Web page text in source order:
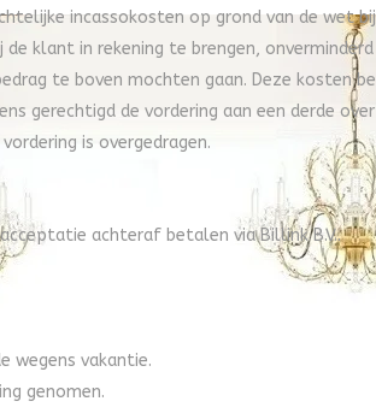
incassokosten op grond van de wet
klant in rekening te brengen,
te boven mochten gaan. Deze kosten
gerechtigd de vordering aan een derde
is overgedragen.
achteraf betalen via Billink B.V..
wegens vakantie.
genomen.